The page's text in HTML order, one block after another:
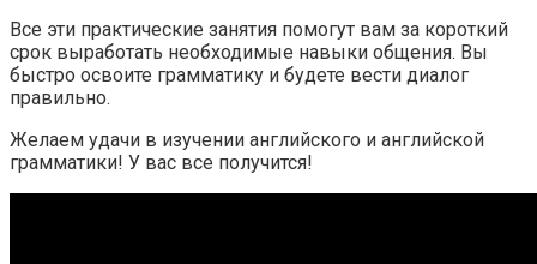
Все эти практические занятия помогут вам за короткий
срок выработать необходимые навыки общения. Вы
быстро освоите грамматику и будете вести диалог
правильно.
Желаем удачи в изучении английского и английской
грамматики! У вас все получится!